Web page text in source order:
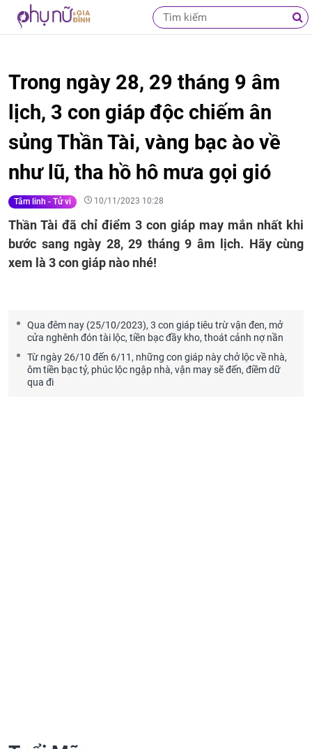
Trong ngày 28, 29 tháng 9 âm
lịch, 3 con giáp độc chiếm ân
sủng Thần Tài, vàng bạc ào về
như lũ, tha hồ hô mưa gọi gió
Tâm linh - Tử vi 10/11/2023 10:28
Thần Tài đã chỉ điểm 3 con giáp may mắn nhất khi
bước sang ngày 28, 29 tháng 9 âm lịch. Hãy cùng
xem là 3 con giáp nào nhé!
Qua đêm nay (25/10/2023), 3 con giáp tiêu trừ vận đen, mở
cửa nghênh đón tài lộc, tiền bạc đầy kho, thoát cảnh nợ nần
Từ ngày 26/10 đến 6/11, những con giáp này chở lộc về nhà,
ôm tiền bạc tỷ, phúc lộc ngập nhà, vận may sẽ đến, điềm dữ
qua đi